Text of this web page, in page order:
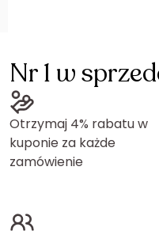
Nr 1 w
Otrzymaj 4% rabatu w
kuponie za każde
zamówienie